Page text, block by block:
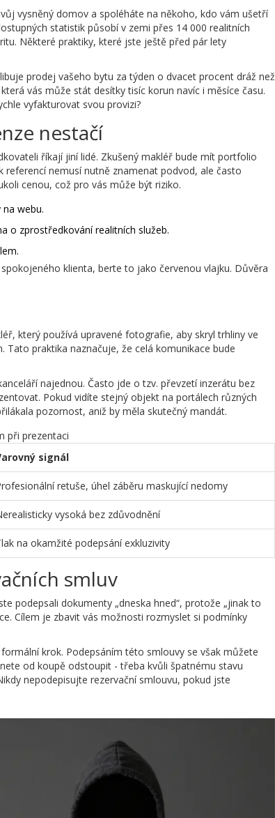
vysněný domov a spoléháte na někoho, kdo vám ušetří
statistik působí v zemi přes 14 000 realitních
Některé praktiky, které jste ještě před pár lety
prodej vašeho bytu za týden o dvacet procent dráž než
vás může stát desítky tisíc korun navíc i měsíce času.
vyfakturovat svou provizi?
nestačí
říkají jiní lidé. Zkušený makléř bude mít portfolio
nemusí nutně znamenat podvod, ale často
cenou, což pro vás může být riziko.
webu.
o zprostředkování realitních služeb.
klienta, berte to jako červenou vlajku. Důvěra
který používá upravené fotografie, aby skryl trhliny ve
Tato praktika naznačuje, že celá komunikace bude
najednou. Často jde o tzv. převzetí inzerátu bez
Pokud vidíte stejný objekt na portálech různých
pozornost, aniž by měla skutečný mandát.
při prezentaci
signál
retuše, úhel záběru maskující nedomy
vysoká bez zdůvodnění
na okamžité podepsání exkluzivity
smluv
podepsali dokumenty „dneska hned“, protože „jinak to
Cílem je zbavit vás možnosti rozmyslet si podmínky
krok. Podepsáním této smlouvy se však můžete
od koupě odstoupit - třeba kvůli špatnému stavu
nepodepisujte rezervační smlouvu, pokud jste